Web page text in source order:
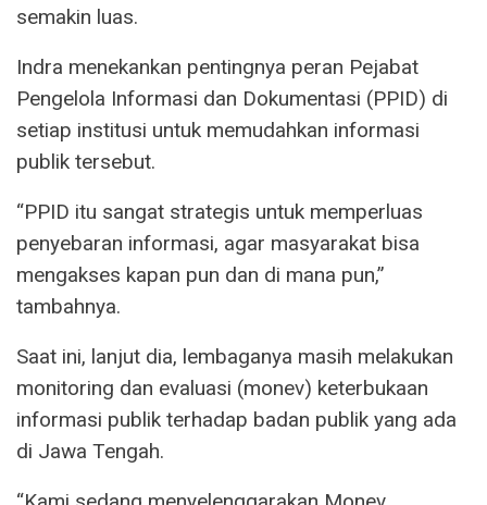
semakin luas.
Indra menekankan pentingnya peran Pejabat
Pengelola Informasi dan Dokumentasi (PPID) di
setiap institusi untuk memudahkan informasi
publik tersebut.
“PPID itu sangat strategis untuk memperluas
penyebaran informasi, agar masyarakat bisa
mengakses kapan pun dan di mana pun,”
tambahnya.
Saat ini, lanjut dia, lembaganya masih melakukan
monitoring dan evaluasi (monev) keterbukaan
informasi publik terhadap badan publik yang ada
di Jawa Tengah.